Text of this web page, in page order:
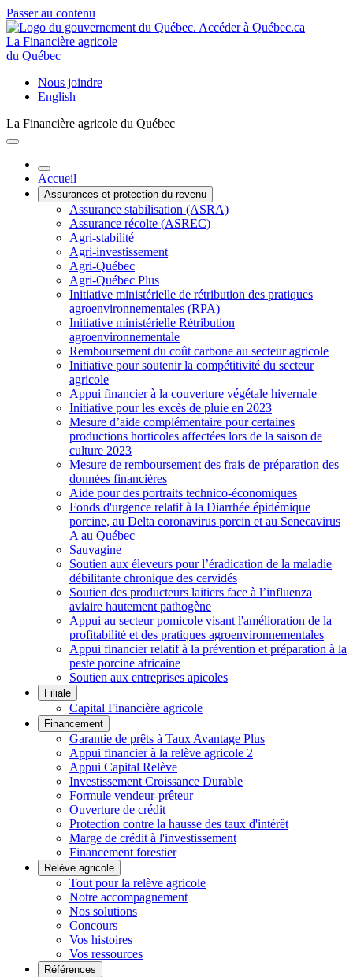
Passer au contenu
La Financière agricole
du Québec
Nous joindre
English
La Financière agricole du Québec
Accueil
Assurances et protection du revenu
Assurance stabilisation (ASRA)
Assurance récolte (ASREC)
Agri-stabilité
Agri-investissement
Agri-Québec
Agri-Québec Plus
Initiative ministérielle de rétribution des pratiques
agroenvironnementales (RPA)
Initiative ministérielle Rétribution
agroenvironnementale
Remboursement du coût carbone au secteur agricole
Initiative pour soutenir la compétitivité du secteur
agricole
Appui financier à la couverture végétale hivernale
Initiative pour les excès de pluie en 2023
Mesure d’aide complémentaire pour certaines
productions horticoles affectées lors de la saison de
culture 2023
Mesure de remboursement des frais de préparation des
données financières
Aide pour des portraits technico-économiques
Fonds d'urgence relatif à la Diarrhée épidémique
porcine, au Delta coronavirus porcin et au Senecavirus
A au Québec
Sauvagine
Soutien aux éleveurs pour l’éradication de la maladie
débilitante chronique des cervidés
Soutien des producteurs laitiers face à l’influenza
aviaire hautement pathogène
Appui au secteur pomicole visant l'amélioration de la
profitabilité et des pratiques agroenvironnementales
Appui financier relatif à la prévention et préparation à la
peste porcine africaine
Soutien aux entreprises apicoles
Filiale
Capital Financière agricole
Financement
Garantie de prêts à Taux Avantage Plus
Appui financier à la relève agricole 2
Appui Capital Relève
Investissement Croissance Durable
Formule vendeur-prêteur
Ouverture de crédit
Protection contre la hausse des taux d'intérêt
Marge de crédit à l'investissement
Financement forestier
Relève agricole
Tout pour la relève agricole
Notre accompagnement
Nos solutions
Concours
Vos histoires
Vos ressources
Références